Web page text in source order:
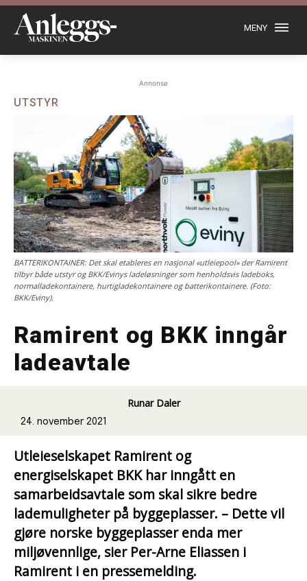
MENY
Annonse
UTSTYR
BATTERIKONTAINER: Det skal etableres en nasjonal «utleiepool» der Ramirent
tilbyr både utstyr og BKK/Evinys ladeløsninger som henholdsvis ladeboks,
normalladekontainere, hurtigladekontainere og batterikontainere. (Foto:
BKK/Eviny).
Ramirent og BKK inngår
ladeavtale
Runar Daler
24. november 2021
Utleieselskapet Ramirent og
energiselskapet BKK har inngått en
samarbeidsavtale som skal sikre bedre
lademuligheter på byggeplasser. – Dette vil
gjøre norske byggeplasser enda mer
miljøvennlige, sier Per-Arne Eliassen i
Ramirent i en pressemelding.